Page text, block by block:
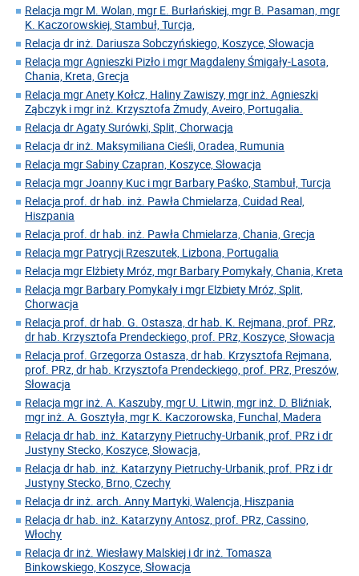
Relacja mgr M. Wolan, mgr E. Burłańskiej, mgr B. Pasaman, mgr
K. Kaczorowskiej, Stambuł, Turcja,
Relacja dr inż. Dariusza Sobczyńskiego, Koszyce, Słowacja
Relacja mgr Agnieszki Pizło i mgr Magdaleny Śmigały-Lasota,
Chania, Kreta, Grecja
Relacja mgr Anety Kołcz, Haliny Zawiszy, mgr inż. Agnieszki
Ząbczyk i mgr inż. Krzysztofa Żmudy, Aveiro, Portugalia.
Relacja dr Agaty Surówki, Split, Chorwacja
Relacja dr inż. Maksymiliana Cieśli, Oradea, Rumunia
Relacja mgr Sabiny Czapran, Koszyce, Słowacja
Relacja mgr Joanny Kuc i mgr Barbary Paśko, Stambuł, Turcja
Relacja prof. dr hab. inż. Pawła Chmielarza, Cuidad Real,
Hiszpania
Relacja prof. dr hab. inż. Pawła Chmielarza, Chania, Grecja
Relacja mgr Patrycji Rzeszutek, Lizbona, Portugalia
Relacja mgr Elżbiety Mróz, mgr Barbary Pomykały, Chania, Kreta
Relacja mgr Barbary Pomykały i mgr Elżbiety Mróz, Split,
Chorwacja
Relacja prof. dr hab. G. Ostasza, dr hab. K. Rejmana, prof. PRz,
dr hab. Krzysztofa Prendeckiego, prof. PRz, Koszyce, Słowacja
Relacja prof. Grzegorza Ostasza, dr hab. Krzysztofa Rejmana,
prof. PRz, dr hab. Krzysztofa Prendeckiego, prof. PRz, Preszów,
Słowacja
Relacja mgr inż. A. Kaszuby, mgr U. Litwin, mgr inż. D. Bliźniak,
mgr inż. A. Gosztyła, mgr K. Kaczorowska, Funchal, Madera
Relacja dr hab. inż. Katarzyny Pietruchy-Urbanik, prof. PRz i dr
Justyny Stecko, Koszyce, Słowacja,
Relacja dr hab. inż. Katarzyny Pietruchy-Urbanik, prof. PRz i dr
Justyny Stecko, Brno, Czechy
Relacja dr inż. arch. Anny Martyki, Walencja, Hiszpania
Relacja dr hab. inż. Katarzyny Antosz, prof. PRz, Cassino,
Włochy
Relacja dr inż. Wiesławy Malskiej i dr inż. Tomasza
Binkowskiego, Koszyce, Słowacja